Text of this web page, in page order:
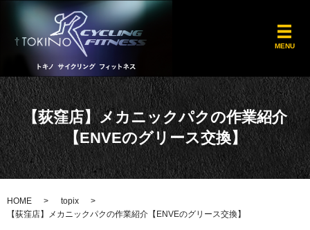
MENU
【荻窪店】メカニックパクの作業紹介
【ENVEのグリース交換】
HOME
topix
【荻窪店】メカニックパクの作業紹介【ENVEのグリース交換】